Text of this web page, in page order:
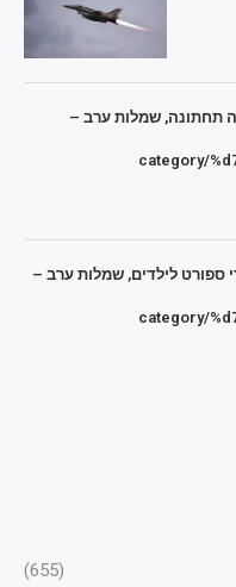
תחתונה, שמלות ערב –
category/
ספורט לילדים, שמלות ערב –
category/
(655)